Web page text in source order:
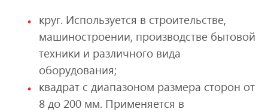
круг. Используется в строительстве,
машиностроении, производстве бытовой
техники и различного вида
оборудования;
квадрат с диапазоном размера сторон от
8 до 200 мм. Применяется в